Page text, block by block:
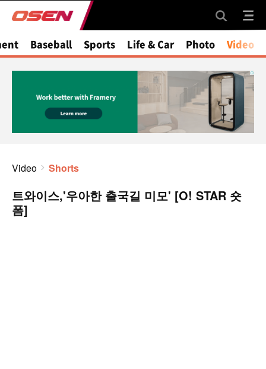
Baseball Sports Life & Car Photo Video
Video Shorts
트와이스,'우아한 출국길 미모' [O! STAR 숏
폼]